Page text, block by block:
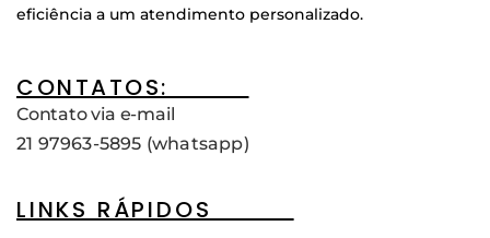
eficiência a um atendimento personalizado.
CONTATOS:____
Contato via e-mail
21 97963-5895 (whatsapp)
LINKS RÁPIDOS____